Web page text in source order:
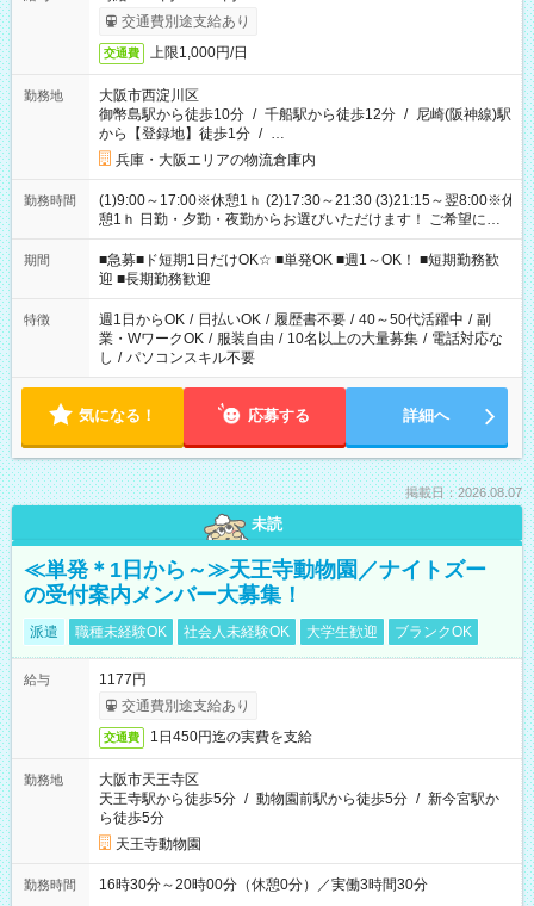
交通費別途支給あり
交通費 上限1,000円/日
勤務地
大阪市西淀川区
御幣島駅から徒歩10分 / 千船駅から徒歩12分 / 尼崎(阪神線)駅
から【登録地】徒歩1分 / …
兵庫・大阪エリアの物流倉庫内
勤務時間
(1)9:00～17:00※休憩1ｈ (2)17:30～21:30 (3)21:15～翌8:00※休
憩1ｈ 日勤・夕勤・夜勤からお選びいただけます！ ご希望に合
わせて働けるお仕事です(*^^*) 【その他選べる勤務時間】 8-17
時/9-17時/9-18時/10-18時/11-21時/18-22時/20-翌4時/21-翌5
時/22-翌6時/0-翌8時 ご自身のご都合で選んで頂ける完全自由シ
フト！
期間
■急募■ド短期1日だけOK☆ ■単発OK ■週1～OK！ ■短期勤務歓
迎 ■長期勤務歓迎
特徴 週1日からOK / 日払いOK / 履歴書不要 / 40～50代活躍中 / 副
業・WワークOK / 服装自由 / 10名以上の大量募集 / 電話対応な
し / パソコンスキル不要
気になる！ 応募する 詳細へ
掲載日：2026.08.07
未読
≪単発＊1日から～≫天王寺動物園／ナイトズー
の受付案内メンバー大募集！
派遣 職種未経験OK 社会人未経験OK 大学生歓迎 ブランクOK
給与
1177円
交通費別途支給あり
交通費 1日450円迄の実費を支給
勤務地
大阪市天王寺区
天王寺駅から徒歩5分 / 動物園前駅から徒歩5分 / 新今宮駅か
ら徒歩5分
天王寺動物園
勤務時間 16時30分～20時00分（休憩0分）／実働3時間30分